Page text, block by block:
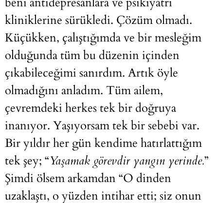
kliniklerine sürükledi. Çözüm olmadı.
Küçükken, çalıştığımda ve bir mesleğim
olduğunda tüm bu düzenin içinden
çıkabileceğimi sanırdım. Artık öyle
olmadığını anladım. Tüm ailem,
çevremdeki herkes tek bir doğruya
inanıyor. Yaşıyorsam tek bir sebebi var.
Bir yıldır her gün kendime hatırlattığım
tek şey; “Yaşamak görevdir yangın yerinde.”
Şimdi ölsem arkamdan “O dinden
uzaklaştı, o yüzden intihar etti; siz onun